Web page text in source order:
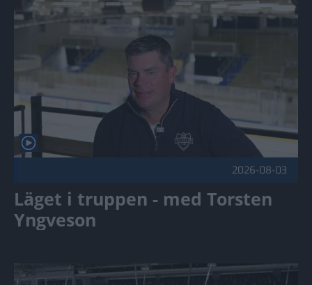
Läget i truppen - med Torsten Yngveson Publicerad 2026-
2026-08-03
Läget i truppen - med Torsten
Yngveson
Ispremiär - nu startar vi säsongen Publicerad 2026-07-31